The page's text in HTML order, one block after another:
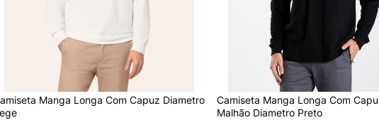
Manga Longa Com Capuz Diametro
Camiseta Manga Longa Com
Malhão Diametro Preto